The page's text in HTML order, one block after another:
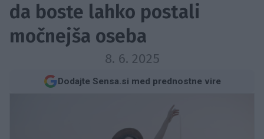
da boste lahko postali
močnejša oseba
8. 6. 2025
Dodajte Sensa.si med prednostne vire